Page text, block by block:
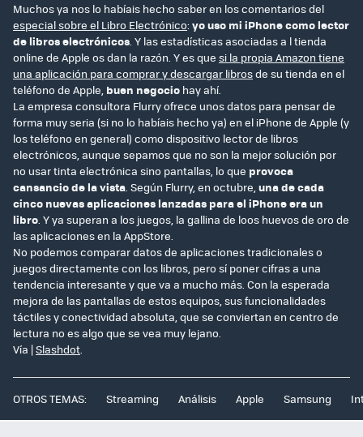
Muchos ya nos lo habíais hecho saber en los comentarios del
especial sobre el Libro Electrónico: yo uso mi iPhone como lector
de libros electrónicos. Y las estadísticas asociadas a l tienda
online de Apple os dan la razón. Y es que si la propia Amazon tiene
una aplicación para comprar y descargar librosde su tienda en el
teléfono de Apple, buen negocio hay ahí.
La empresa consultora Flurry ofrece unos datos para pensar de
forma muy seria (si no lo habíais hecho ya) en el iPhone de Apple (y
los teléfono en general) como dispositivo lector de libros
electrónicos, aunque sepamos que no son la mejor solución por
no usar tinta electrónica sino pantallas, lo que provoca
cansancio de la vista. Según Flurry, en octubre,una de cada
cinco nuevas aplicaciones lanzadas para el iPhone era un
libro. Y ya superan a los juegos, la gallina de loos huevos de oro de
las aplicaciones en la AppStore.
No podemos comparar datos de aplicaciones tradicionales o
juegos directamente con los libros, pero sí poner cifras a una
tendencia interesante y que va a mucho más. Con la esperada
mejora de las pantallas de estos equipos, sus funcionalidades
táctiles y conectividad absoluta, que se conviertan en centro de
lectura no es algo que se vea muy lejano.
Vía |Slashdot.
OTROS TEMAS: Streaming Análisis Apple Samsung